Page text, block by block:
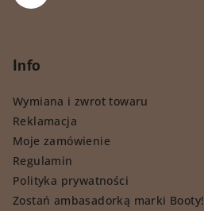
Info
Wymiana i zwrot towaru
Reklamacja
Moje zamówienie
Regulamin
Polityka prywatności
Zostań ambasadorką marki Booty!